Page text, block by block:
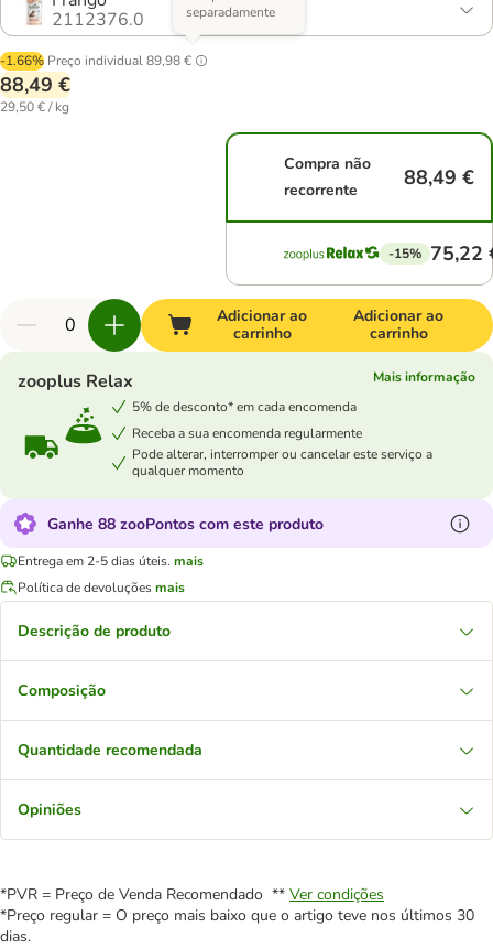
2112376.0
-1.66% Preço individual89,98 €
separadamente
88,49 €
29,50 € / kg
Compra não
recorrente
88,49 €
-15% 75,22
Adicionar ao
carrinho
Adicionar ao
carrinho
zooplus Relax
Mais informação
5% de desconto* em cada encomenda
Receba a sua encomenda regularmente
Pode alterar, interromper ou cancelar este serviço a
qualquer momento
Ganhe 88 zooPontos com este produto
Entrega em 2-5 dias úteis. mais
Política de devoluçõesmais
Descrição de produto
Composição
Quantidade recomendada
Opiniões
*PVR = Preço de Venda Recomendado ** Ver condições
*Preço regular = O preço mais baixo que o artigo teve nos últimos 30
dias.